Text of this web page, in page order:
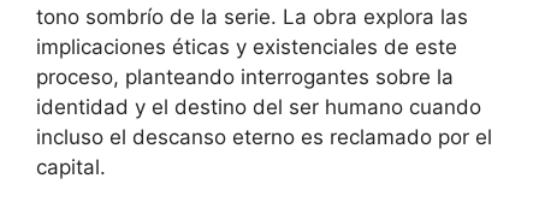
tono sombrío de la serie. La obra explora las
implicaciones éticas y existenciales de este
proceso, planteando interrogantes sobre la
identidad y el destino del ser humano cuando
incluso el descanso eterno es reclamado por el
capital.